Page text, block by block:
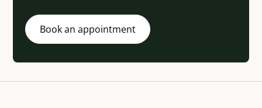
Book an appointment